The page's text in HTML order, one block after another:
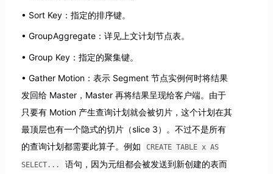
Sort Key：指定的排序键。
GroupAggregate：详见上文计划节点表。
Group Key：指定的聚集键。
Gather Motion：表示 Segment 节点实例何时将结果
发回给 Master，Master 再将结果呈现给客户端。由于
只要有 Motion 产生查询计划就会被切片，这个计划在其
最顶层也有一个隐式的切片（slice 3）。不过不是所有
的查询计划都需要此算子。例如
CREATE TABLE x AS
SELECT...
语句，因为元组都会被发送到新创建的表而